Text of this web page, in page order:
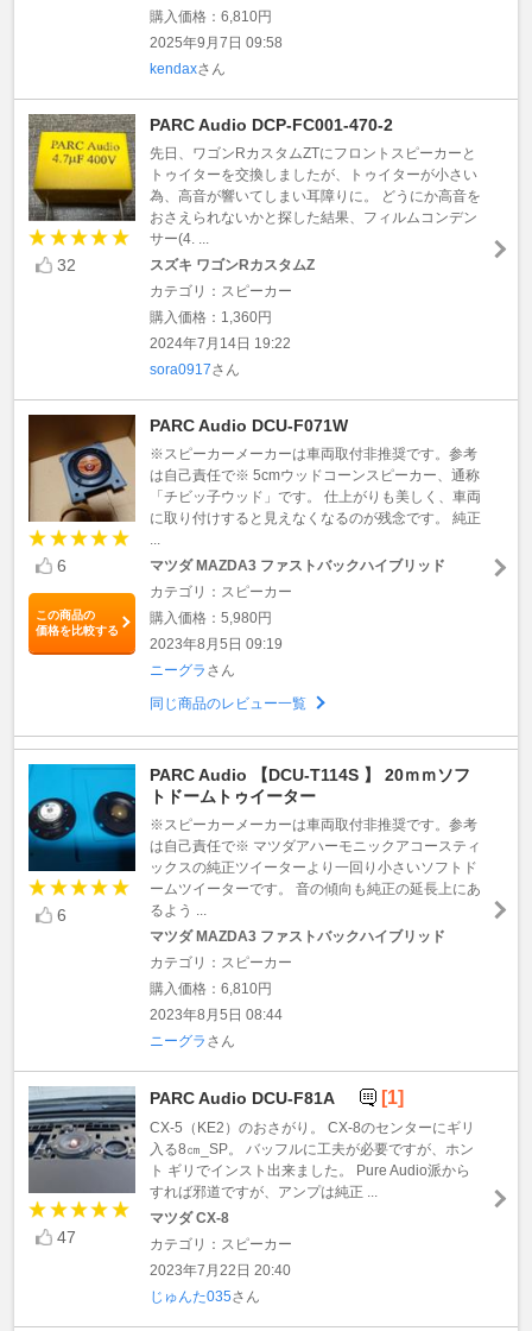
購入価格：6,810円
2025年9月7日 09:58
kendaxさん
32
PARC Audio DCP-FC001-470-2
先日、ワゴンRカスタムZTにフロントスピーカーと
トゥイターを交換しましたが、トゥイターが小さい
為、高音が響いてしまい耳障りに。 どうにか高音を
おさえられないかと探した結果、フィルムコンデン
サー(4. ...
スズキ ワゴンRカスタムZ
カテゴリ：スピーカー
購入価格：1,360円
2024年7月14日 19:22
sora0917さん
6
この商品の
価格を比較する
PARC Audio DCU-F071W
※スピーカーメーカーは車両取付非推奨です。参考
は自己責任で※ 5cmウッドコーンスピーカー、通称
「チビッ子ウッド」です。 仕上がりも美しく、車両
に取り付けすると見えなくなるのが残念です。 純正
マツダ MAZDA3 ファストバックハイブリッド
カテゴリ：スピーカー
購入価格：5,980円
2023年8月5日 09:19
ニーグラ さん
同じ商品のレビュー一覧
6
PARC Audio 【DCU-T114S 】 20ｍｍソフ
トドームトゥイーター
※スピーカーメーカーは車両取付非推奨です。参考
は自己責任で※ マツダアハーモニックアコースティ
ックスの純正ツイーターより一回り小さいソフトド
ームツイーターです。 音の傾向も純正の延長上にあ
るよう ...
マツダ MAZDA3 ファストバックハイブリッド
カテゴリ：スピーカー
購入価格：6,810円
2023年8月5日 08:44
ニーグラ さん
47
PARC Audio DCU-F81A [1]
CX-5（KE2）のおさがり。 CX-8のセンターにギリ
入る8㎝_SP。 バッフルに工夫が必要ですが、ホン
ト ギリでインスト出来ました。 Pure Audio派から
すれば邪道ですが、アンプは純正 ...
マツダ CX-8
カテゴリ：スピーカー
2023年7月22日 20:40
じゅんた035さん